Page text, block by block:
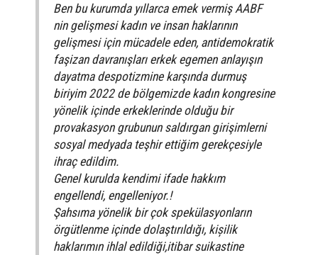
Ben bu kurumda yıllarca emek vermiş AABF
nin gelişmesi kadın ve insan haklarının
gelişmesi için mücadele eden, antidemokratik
faşizan davranışları erkek egemen anlayışın
dayatma despotizmine karşında durmuş
biriyim 2022 de bölgemizde kadın kongresine
yönelik içinde erkeklerinde olduğu bir
provakasyon grubunun saldırgan girişimlerni
sosyal medyada teşhir ettiğim gerekçesiyle
ihraç edildim.
Genel kurulda kendimi ifade hakkım
engellendi, engelleniyor.!
Şahsıma yönelik bir çok spekülasyonların
örgütlenme içinde dolaştırıldığı, kișilik
haklarımın ihlal edildiği,itibar suikastine